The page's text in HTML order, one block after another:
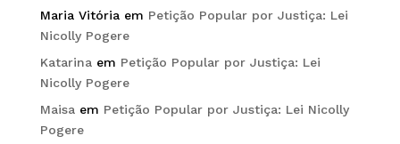
Maria Vitóriaem Petição Popular por Justiça: Lei
Nicolly Pogere
Katarinaem Petição Popular por Justiça: Lei
Nicolly Pogere
Maisaem Petição Popular por Justiça: Lei Nicolly
Pogere